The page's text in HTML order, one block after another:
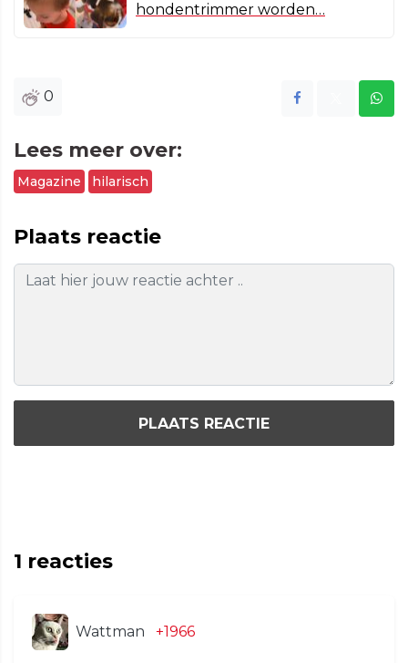
hondentrimmer worden…
0
Lees meer over:
Magazine hilarisch
Plaats reactie
PLAATS REACTIE
1 reacties
Wattman +1966